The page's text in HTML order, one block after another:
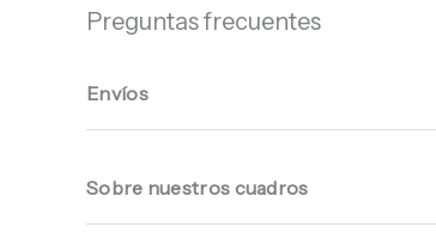
Preguntas frecuentes
Envíos
Sobre nuestros cuadros